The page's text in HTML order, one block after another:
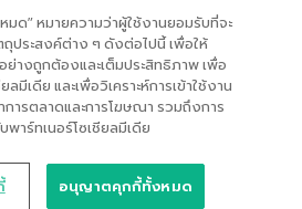
ตวัฒนา กรุงเทพ 10110 ประเทศไทย
หรือปัญหาในการใช้เว็บไซต์ของเรา
ด” หมายความว่าผู้ใช้งานยอมรับที่จะ
ประสงค์ต่าง ๆ ดังต่อไปนี้ เพื่อให้
ย่างถูกต้องและเต็มประสิทธิภาพ เพื่อ
เดีย และเพื่อวิเคราะห์การเข้าใช้งาน
การตลาดและการโฆษณา รวมถึงการ
าร์ทเนอร์โซเชียลมีเดีย
อนุญาตคุกกี้ทั้งหมด